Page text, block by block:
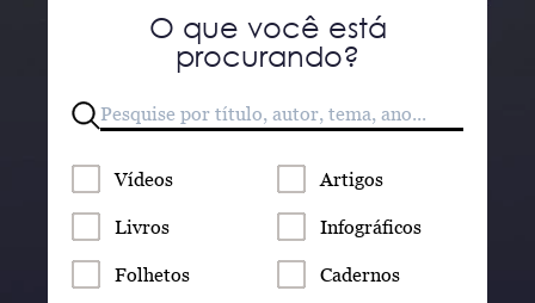
O que você está
procurando?
Vídeos Artigos
Livros Infográficos
Folhetos Cadernos